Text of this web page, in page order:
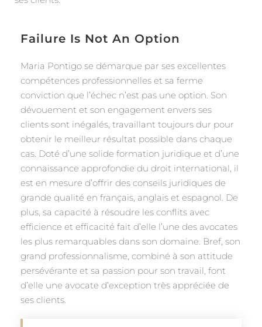
Failure Is Not An Option
Maria Pontigo se démarque par ses excellentes
compétences professionnelles et sa ferme
conviction que l’échec n’est pas une option. Son
dévouement et son engagement envers ses
clients sont inégalés, travaillant toujours dur pour
obtenir le meilleur résultat possible dans chaque
cas. Doté d’une solide formation juridique et d’une
connaissance approfondie du droit international, il
est en mesure d’offrir des conseils juridiques de
grande qualité en français, anglais et espagnol. De
plus, sa capacité à résoudre les conflits avec
efficience et efficacité fait d’elle l’une des avocates
les plus remarquables dans son domaine. Bref, son
grand professionnalisme, combiné à son attitude
persévérante et sa passion pour son travail, font
d’elle une avocate d’exception très appréciée de
ses clients.